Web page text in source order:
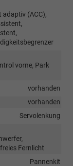
(ACC),
vorne, Park
vorhanden
vorhanden
Servolenkung
Fernlicht
Pannenkit